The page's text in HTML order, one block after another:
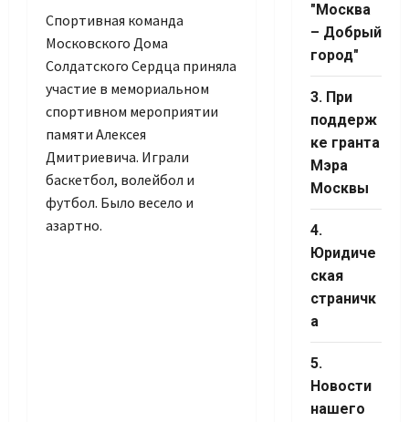
Спортивная команда
Московского Дома
Солдатского Сердца приняла
участие в мемориальном
спортивном мероприятии
памяти Алексея
Дмитриевича. Играли
баскетбол, волейбол и
футбол. Было весело и
азартно.
"Москва
– Добрый
город"
3. При
поддерж
ке гранта
Мэра
Москвы
4.
Юридиче
ская
страничк
а
5.
Новости
нашего